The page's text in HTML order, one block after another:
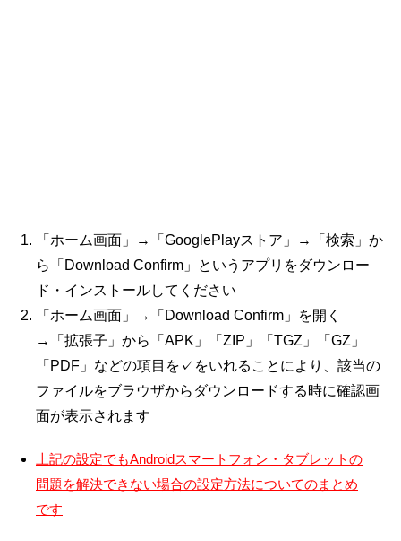
「ホーム画面」→「GooglePlayストア」→「検索」か
ら「Download Confirm」というアプリをダウンロー
ド・インストールしてください
「ホーム画面」→「Download Confirm」を開く
→「拡張子」から「APK」「ZIP」「TGZ」「GZ」
「PDF」などの項目を✓をいれることにより、該当の
ファイルをブラウザからダウンロードする時に確認画
面が表示されます
上記の設定でもAndroidスマートフォン・タブレットの
問題を解決できない場合の設定方法についてのまとめ
です